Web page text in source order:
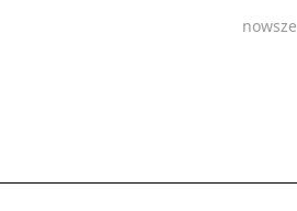
nowsze